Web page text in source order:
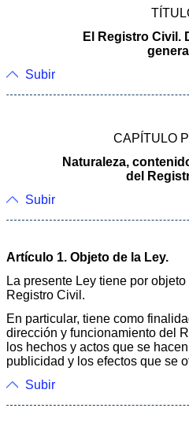
El Registro Civil.
Subir
CAPÍTULO
Naturaleza,
del
Subir
Artículo 1. Objeto de la Ley.
La presente Ley tiene por
Registro Civil.
En particular, tiene como
dirección y funcionamiento del
los hechos y actos que se
publicidad y los efectos que se
Subir